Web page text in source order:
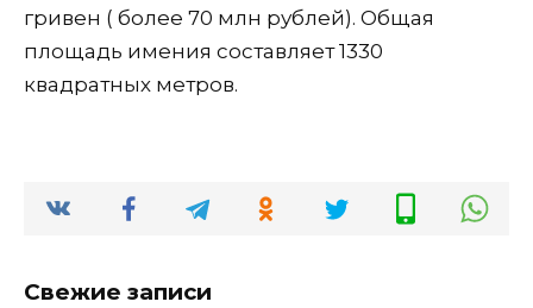
гривен ( более 70 млн рублей). Общая
площадь имения составляет 1330
квадратных метров.
Свежие записи